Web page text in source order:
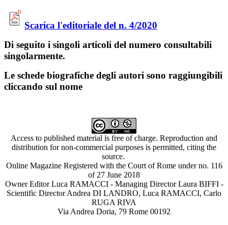
Scarica l'editoriale del n. 4/2020
Di seguito i singoli articoli del numero consultabili
singolarmente.
Le schede biografiche degli autori sono raggiungibili
cliccando sul nome
Access to published material is free of charge. Reproduction and
distribution for non-commercial purposes is permitted, citing the
source.
Online Magazine Registered with the Court of Rome under no. 116
of 27 June 2018
Owner Editor Luca RAMACCI - Managing Director Laura BIFFI -
Scientific Director Andrea DI LANDRO, Luca RAMACCI, Carlo
RUGA RIVA
Via Andrea Doria, 79 Rome 00192